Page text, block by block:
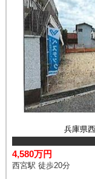
兵庫県
4,580万円
西宮駅 徒歩20分